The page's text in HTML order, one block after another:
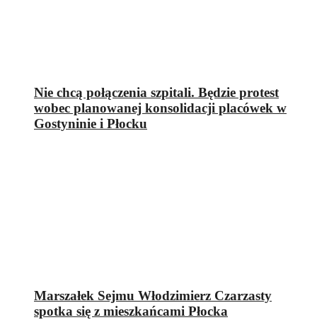
Nie chcą połączenia szpitali. Będzie protest
wobec planowanej konsolidacji placówek w
Gostyninie i Płocku
Marszałek Sejmu Włodzimierz Czarzasty
spotka się z mieszkańcami Płocka